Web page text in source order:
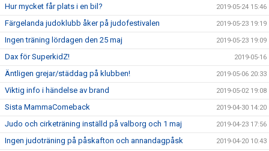
Hur mycket får plats i en bil? 2019-05-24 15:46
Färgelanda judoklubb åker på judofestivalen 2019-05-23 19:19
Ingen träning lördagen den 25 maj 2019-05-23 19:09
Dax för SuperkidZ! 2019-05-16
Äntligen grejar/städdag på klubben! 2019-05-06 20:33
Viktig info i händelse av brand 2019-05-02 19:08
Sista MammaComeback 2019-04-30 14:20
Judo och cirketräning inställd på valborg och 1 maj 2019-04-23 17:56
Ingen judoträning på påskafton och annandagpåsk 2019-04-20 10:43